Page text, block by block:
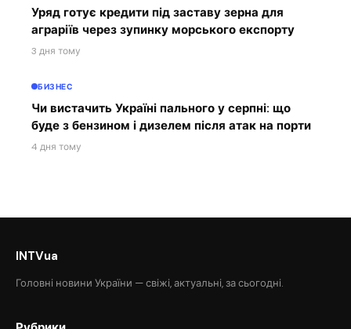
Уряд готує кредити під заставу зерна для
аграріїв через зупинку морського експорту
3 дня тому
БИЗНЕС
Чи вистачить Україні пального у серпні: що
буде з бензином і дизелем після атак на порти
4 дня тому
INTVua
Головні новини України — свіжі, актуальні, за сьогодні.